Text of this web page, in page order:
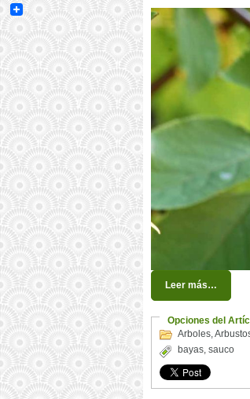
Leer más…
Opciones del
Arboles,
bayas, sauco
Email